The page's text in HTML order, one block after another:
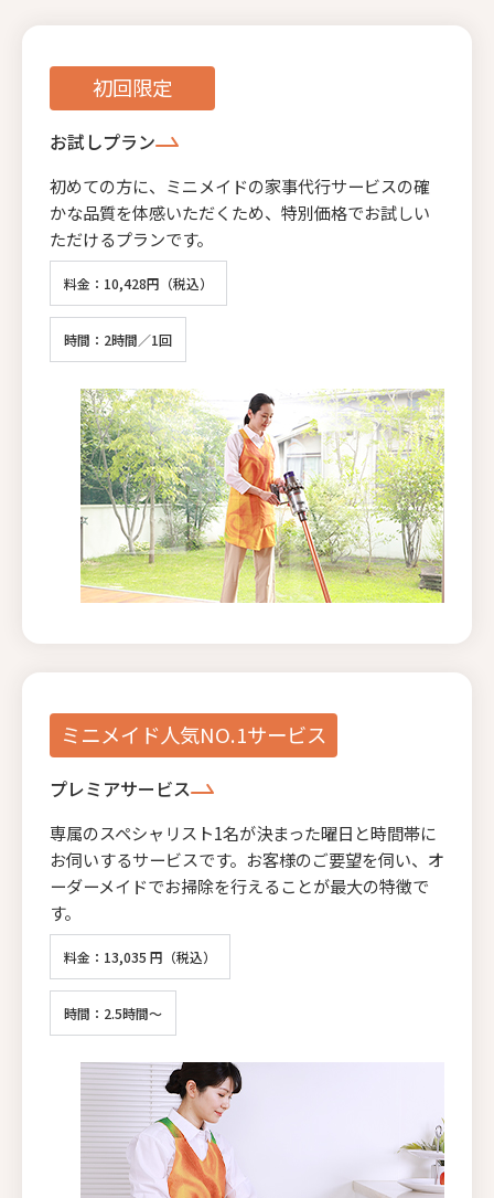
初回限定
お試しプラン
初めての方に、ミニメイドの家事代行サービスの確
かな品質を体感いただくため、特別価格でお試しい
ただけるプランです。
料金：10,428円（税込）
時間：2時間／1回
ミニメイド人気NO.1サービス
プレミアサービス
専属のスペシャリスト1名が決まった曜日と時間帯に
お伺いするサービスです。お客様のご要望を伺い、オ
ーダーメイドでお掃除を行えることが最大の特徴で
す。
料金：13,035 円（税込）
時間：2.5時間～